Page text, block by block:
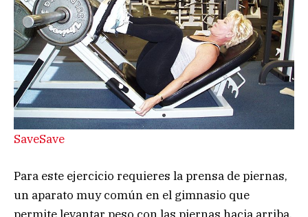
SaveSave
Para este ejercicio requieres la prensa de piernas,
un aparato muy común en el gimnasio que